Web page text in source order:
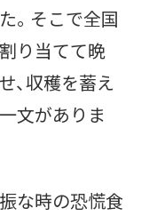
。そこで全国
り当てて晩
、収穫を蓄え
文がありま
な時の恐慌食